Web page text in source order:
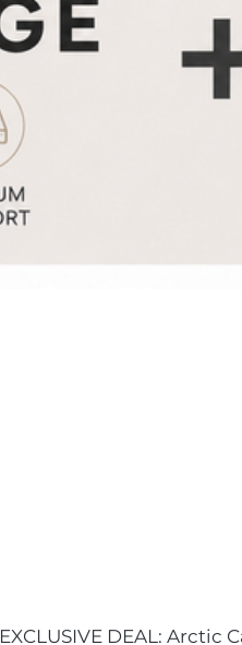
EXCLUSIVE DEAL: Arctic